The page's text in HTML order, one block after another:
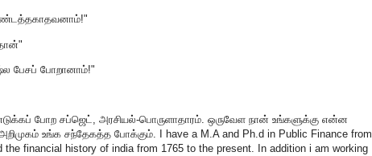
பேசப் போறானாம்!"
போற சப்ஜெட், அரசியல்-பொருளாதாரம். ஒருவேள நான் உங்களுக்கு என்ன
உங்க சந்தேகத்த போக்கும். I have a M.A and Ph.d in Public Finance from
financial history of india from 1765 to the present. In addition i am working